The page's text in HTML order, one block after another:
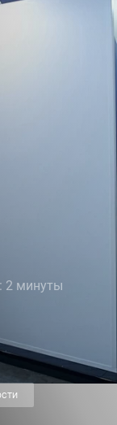
2 минуты